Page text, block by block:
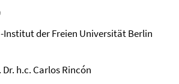
Institut der Freien Universität Berlin
h.c. Carlos Rincón